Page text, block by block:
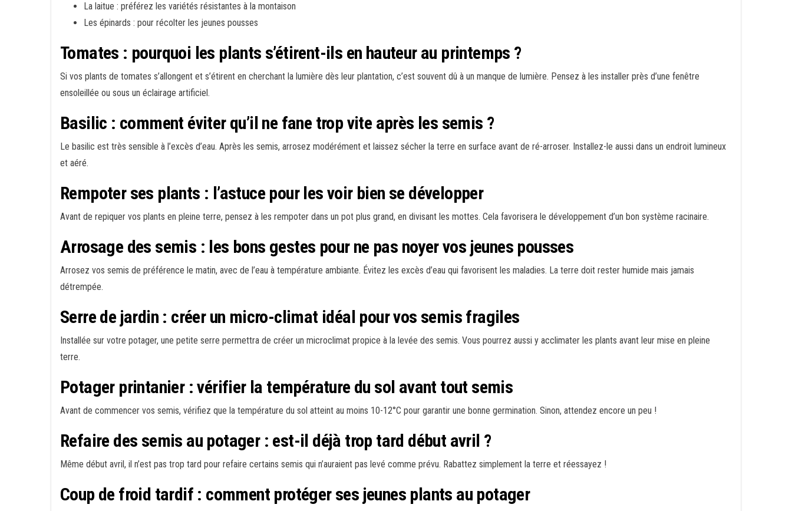
La laitue : préférez les variétés résistantes à la montaison
Les épinards : pour récolter les jeunes pousses
Tomates : pourquoi les plants s’étirent-ils en hauteur au printemps ?
Si vos plants de tomates s’allongent et s’étirent en cherchant la lumière dès leur plantation, c’est souvent dû à un manque de lumière. Pensez à les installer près d’une fenêtre
ensoleillée ou sous un éclairage artificiel.
Basilic : comment éviter qu’il ne fane trop vite après les semis ?
Le basilic est très sensible à l’excès d’eau. Après les semis, arrosez modérément et laissez sécher la terre en surface avant de ré-arroser. Installez-le aussi dans un endroit lumineux
et aéré.
Rempoter ses plants : l’astuce pour les voir bien se développer
Avant de repiquer vos plants en pleine terre, pensez à les rempoter dans un pot plus grand, en divisant les mottes. Cela favorisera le développement d’un bon système racinaire.
Arrosage des semis : les bons gestes pour ne pas noyer vos jeunes pousses
Arrosez vos semis de préférence le matin, avec de l’eau à température ambiante. Évitez les excès d’eau qui favorisent les maladies. La terre doit rester humide mais jamais
détrempée.
Serre de jardin : créer un micro-climat idéal pour vos semis fragiles
Installée sur votre potager, une petite serre permettra de créer un microclimat propice à la levée des semis. Vous pourrez aussi y acclimater les plants avant leur mise en pleine
terre.
Potager printanier : vérifier la température du sol avant tout semis
Avant de commencer vos semis, vérifiez que la température du sol atteint au moins 10-12°C pour garantir une bonne germination. Sinon, attendez encore un peu !
Refaire des semis au potager : est-il déjà trop tard début avril ?
Même début avril, il n’est pas trop tard pour refaire certains semis qui n’auraient pas levé comme prévu. Rabattez simplement la terre et réessayez !
Coup de froid tardif : comment protéger ses jeunes plants au potager